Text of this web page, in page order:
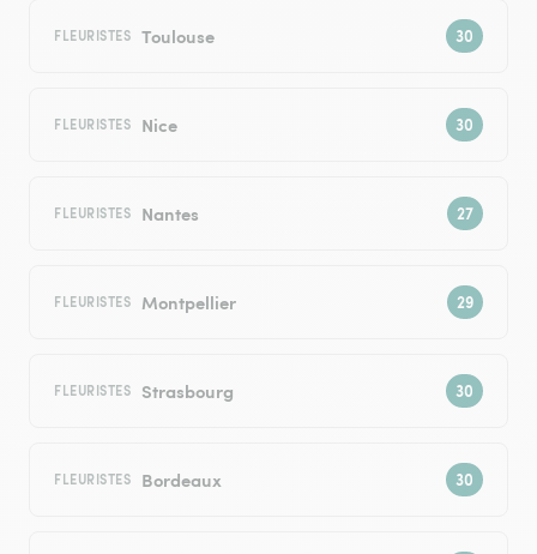
FLEURISTES Toulouse
FLEURISTES Nice
FLEURISTES Nantes
FLEURISTES Montpellier
FLEURISTES Strasbourg
FLEURISTES Bordeaux